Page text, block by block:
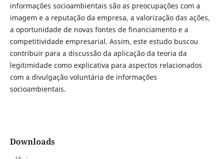
informações socioambientais são as preocupações com a
imagem e a reputação da empresa, a valorização das ações,
a oportunidade de novas fontes de financiamento e a
competitividade empresarial. Assim, este estudo buscou
contribuir para a discussão da aplicação da teoria da
legitimidade como explicativa para aspectos relacionados
com a divulgação voluntária de informações
socioambientais.
Downloads